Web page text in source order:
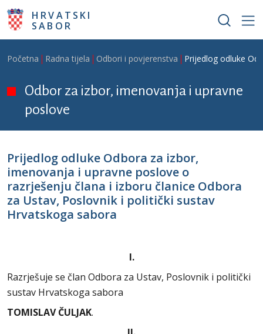
Skoči na glavni sadržaj
HRVATSKI
SABOR
Breadcrumb
Početna Radna tijela Odbori i povjerenstva Prijedlog odluke
Odbor za izbor, imenovanja i upravne
poslove
Prijedlog odluke Odbora za izbor,
imenovanja i upravne poslove o
razrješenju člana i izboru članice Odbora
za Ustav, Poslovnik i politički sustav
Hrvatskoga sabora
I.
Razrješuje se član Odbora za Ustav, Poslovnik i politički
sustav Hrvatskoga sabora
TOMISLAV ČULJAK.